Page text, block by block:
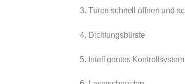
3. Türen schnell öffnen und
4. Dichtungsbürste
5. Intelligentes Kontrollsystem